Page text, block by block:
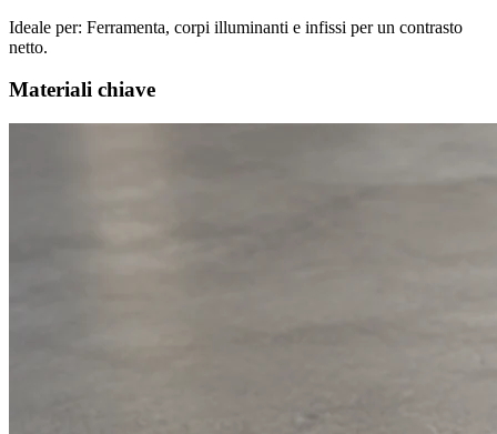
Ideale per: Ferramenta, corpi illuminanti e infissi per un contrasto
netto.
Materiali chiave